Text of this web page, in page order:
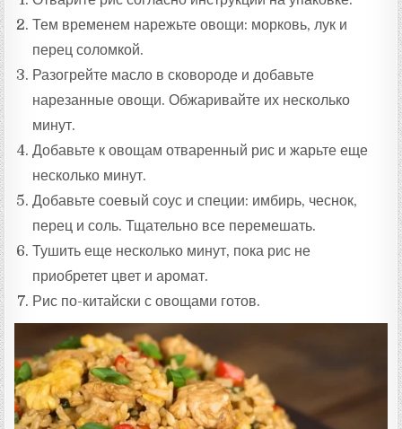
Тем временем нарежьте овощи: морковь, лук и
перец соломкой.
Разогрейте масло в сковороде и добавьте
нарезанные овощи. Обжаривайте их несколько
минут.
Добавьте к овощам отваренный рис и жарьте еще
несколько минут.
Добавьте соевый соус и специи: имбирь, чеснок,
перец и соль. Тщательно все перемешать.
Тушить еще несколько минут, пока рис не
приобретет цвет и аромат.
Рис по-китайски с овощами готов.